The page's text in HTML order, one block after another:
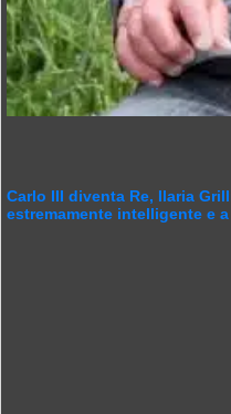
Carlo III diventa Re, Ilaria
estremamente intelligente e